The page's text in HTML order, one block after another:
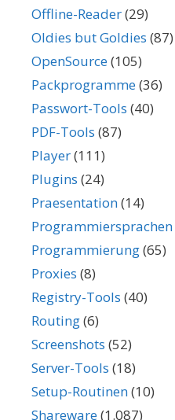
Offline-Reader(29)
Oldies but Goldies (87)
OpenSource(105)
Packprogramme(36)
Passwort-Tools (40)
PDF-Tools (87)
Player(111)
Plugins (24)
Praesentation(14)
Programmiersprachen
Programmierung(65)
Proxies (8)
Registry-Tools (40)
Routing(6)
Screenshots (52)
Server-Tools (18)
Setup-Routinen(10)
Shareware(1.087)